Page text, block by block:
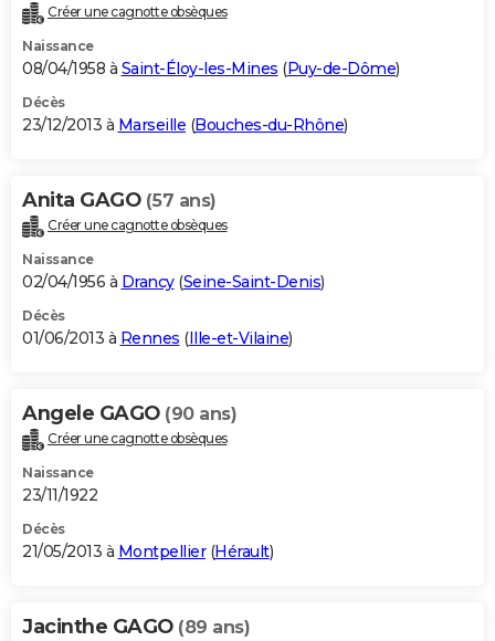
Créer une cagnotte obsèques
Naissance
08/04/1958 à Saint-Éloy-les-Mines (Puy-de-Dôme)
Décès
23/12/2013 à Marseille (Bouches-du-Rhône)
Anita GAGO (57 ans)
Créer une cagnotte obsèques
Naissance
02/04/1956 à Drancy(Seine-Saint-Denis)
Décès
01/06/2013 à Rennes (Ille-et-Vilaine)
Angele GAGO (90 ans)
Créer une cagnotte obsèques
Naissance
23/11/1922
Décès
21/05/2013 à Montpellier(Hérault)
Jacinthe GAGO (89 ans)